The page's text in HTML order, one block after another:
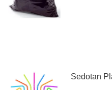
Sedotan